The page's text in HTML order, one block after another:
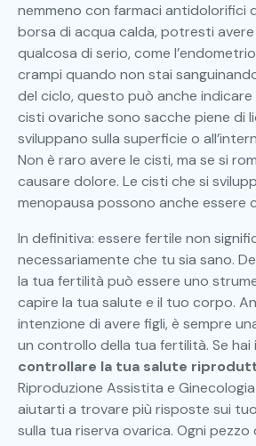
nemmeno con farmaci antidolorifici
borsa di acqua calda, potresti
qualcosa di serio, come
crampi quando non stai
del ciclo, questo può anche indicare
cisti ovariche sono sacche piene di
sviluppano sulla superficie o
Non è raro avere le cisti, ma se si
causare dolore. Le cisti che si
menopausa possono anche essere
In definitiva: essere fertile non
necessariamente che tu sia sano.
la tua fertilità può essere uno
capire la tua salute e il tuo corpo.
intenzione di avere figli, è sempre
un controllo della tua fertilità. Se hai
controllare la tua salute
Riproduzione Assistita e Ginecologia
aiutarti a trovare più risposte sui
sulla tua riserva ovarica. Ogni pezzo